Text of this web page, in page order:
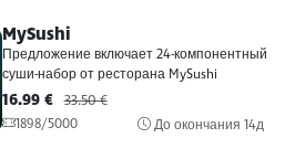
MySushi
Предложение включает 24-компонентный
суши-набор от ресторана MySushi
16.99 € 33.50 €
1898/5000
До окончания14д